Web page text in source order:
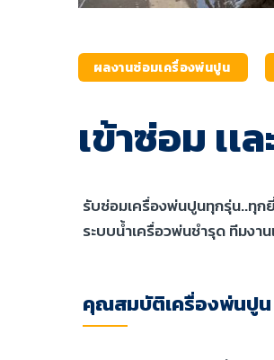
ผลงานซ่อมเครื่องพ่นปูน
เข้าซ่อม เเ
รับซ่อมเครื่องพ่นปูนทุกรุ่น..ทุก
ระบบน้ำเครื่อวพ่นชำรุด ทีมงา
คุณสมบัติเครื่องพ่นปูน